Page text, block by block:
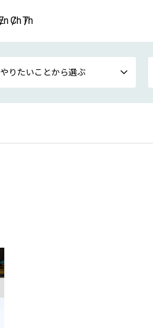
やりたいことから選ぶ